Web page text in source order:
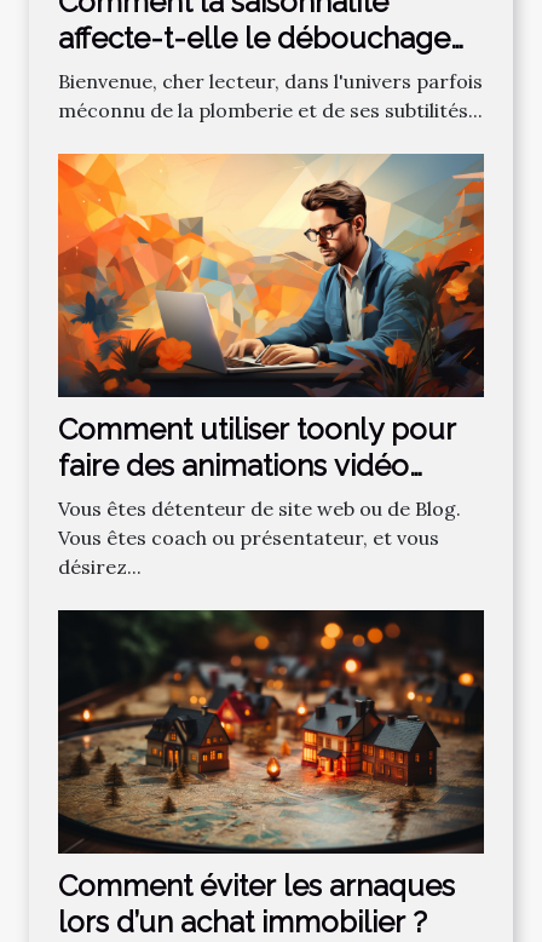
affecte-t-elle le débouchage
des canalisations?
Bienvenue, cher lecteur, dans l'univers parfois
méconnu de la plomberie et de ses subtilités...
Comment utiliser toonly pour
faire des animations vidéo
professionnelles ?
Vous êtes détenteur de site web ou de Blog.
Vous êtes coach ou présentateur, et vous
désirez...
Comment‌ ‌éviter‌ ‌les‌ ‌arnaques‌
‌lors‌ ‌d’un‌ ‌achat‌ ‌immobilier ?‌ ‌